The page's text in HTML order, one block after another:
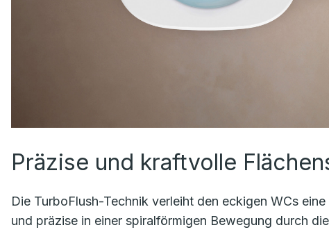
Präzise und kraftvolle
Die TurboFlush-Technik verleiht den eckigen WCs
und präzise in einer spiralförmigen Bewegung durch